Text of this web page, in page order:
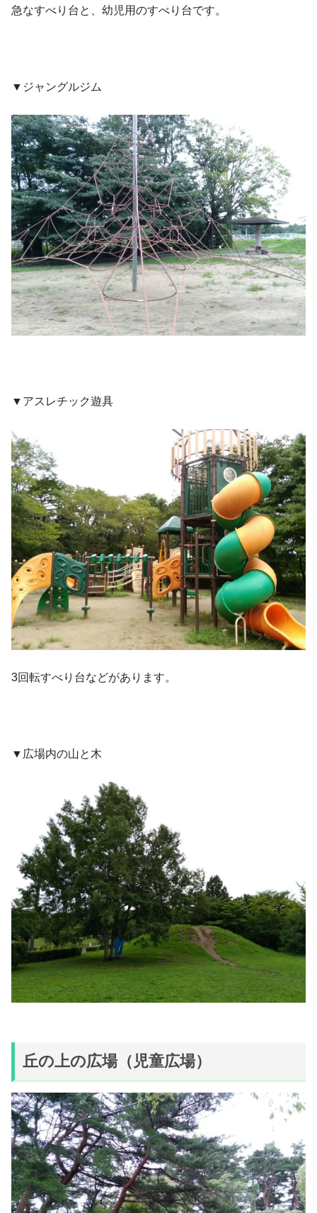
急なすべり台と、幼児用のすべり台です。
▼ジャングルジム
▼アスレチック遊具
3回転すべり台などがあります。
▼広場内の山と木
丘の上の広場（児童広場）